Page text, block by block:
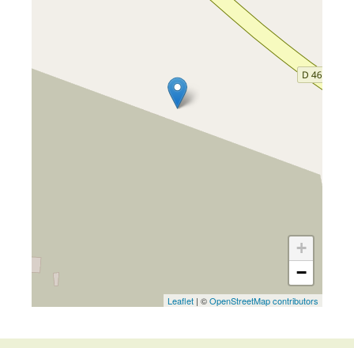
+
−
Leaflet | ©OpenStreetMap contributors